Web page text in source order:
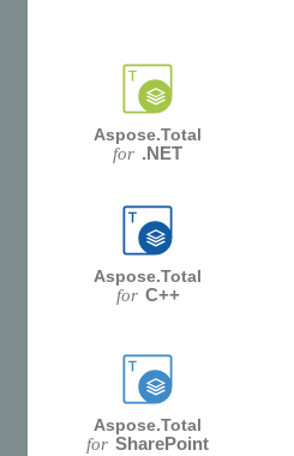
Aspose.Total
for .NET
Aspose.Total
for C++
Aspose.Total
for SharePoint